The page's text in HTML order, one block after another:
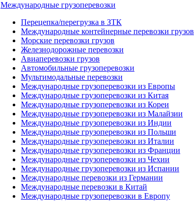
Международные грузоперевозки
Перецепка/перегрузка в ЗТК
Международные контейнерные перевозки грузов
Морские перевозки грузов
Железнодорожные перевозки
Авиаперевозки грузов
Автомобильные грузоперевозки
Мультимодальные перевозки
Международные грузоперевозки из Европы
Международные грузоперевозки из Китая
Международные грузоперевозки из Кореи
Международные грузоперевозки из Малайзии
Международные грузоперевозки из Индии
Международные грузоперевозки из Польши
Международные грузоперевозки из Италии
Международные грузоперевозки из Франции
Международные грузоперевозки из Чехии
Международные грузоперевозки из Испании
Международные перевозки из Германии
Международные перевозки в Китай
Международные грузоперевозки в Европу